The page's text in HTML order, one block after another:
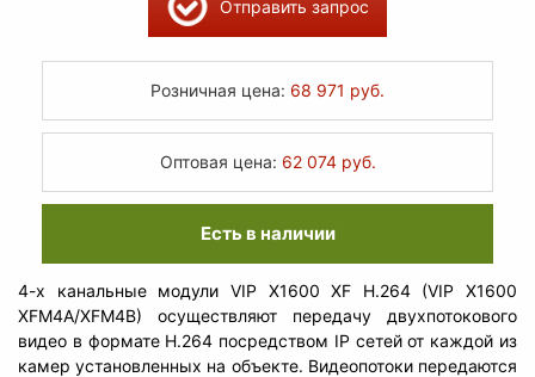
Отправить запрос
Розничная цена: 68 971 руб.
Оптовая цена: 62 074 руб.
Есть в наличии
4-х канальные модули VIP X1600 XF H.264 (VIP X1600
XFM4A/XFM4B) осуществляют передачу двухпотокового
видео в формате H.264 посредством IP сетей от каждой из
камер установленных на объекте. Видеопотоки передаются